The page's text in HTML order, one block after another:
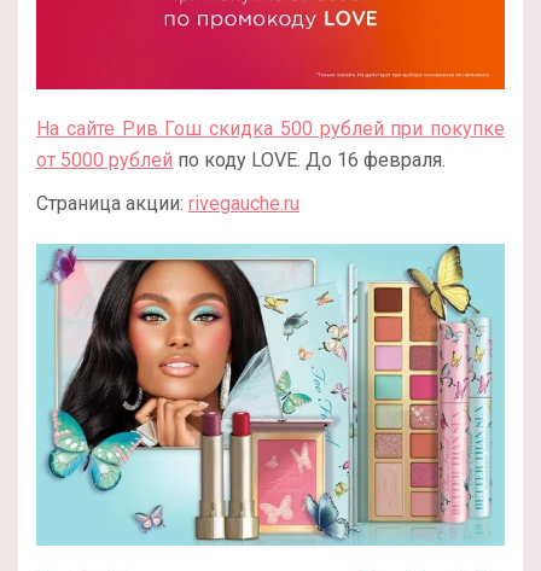
На сайте Рив Гош скидка 500 рублей при покупке
от 5000 рублей по коду LOVE. До 16 февраля.
Страница акции: rivegauche.ru